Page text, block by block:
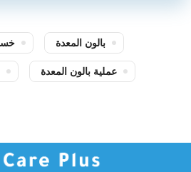
بالون المعدة
عملية بالون المعدة